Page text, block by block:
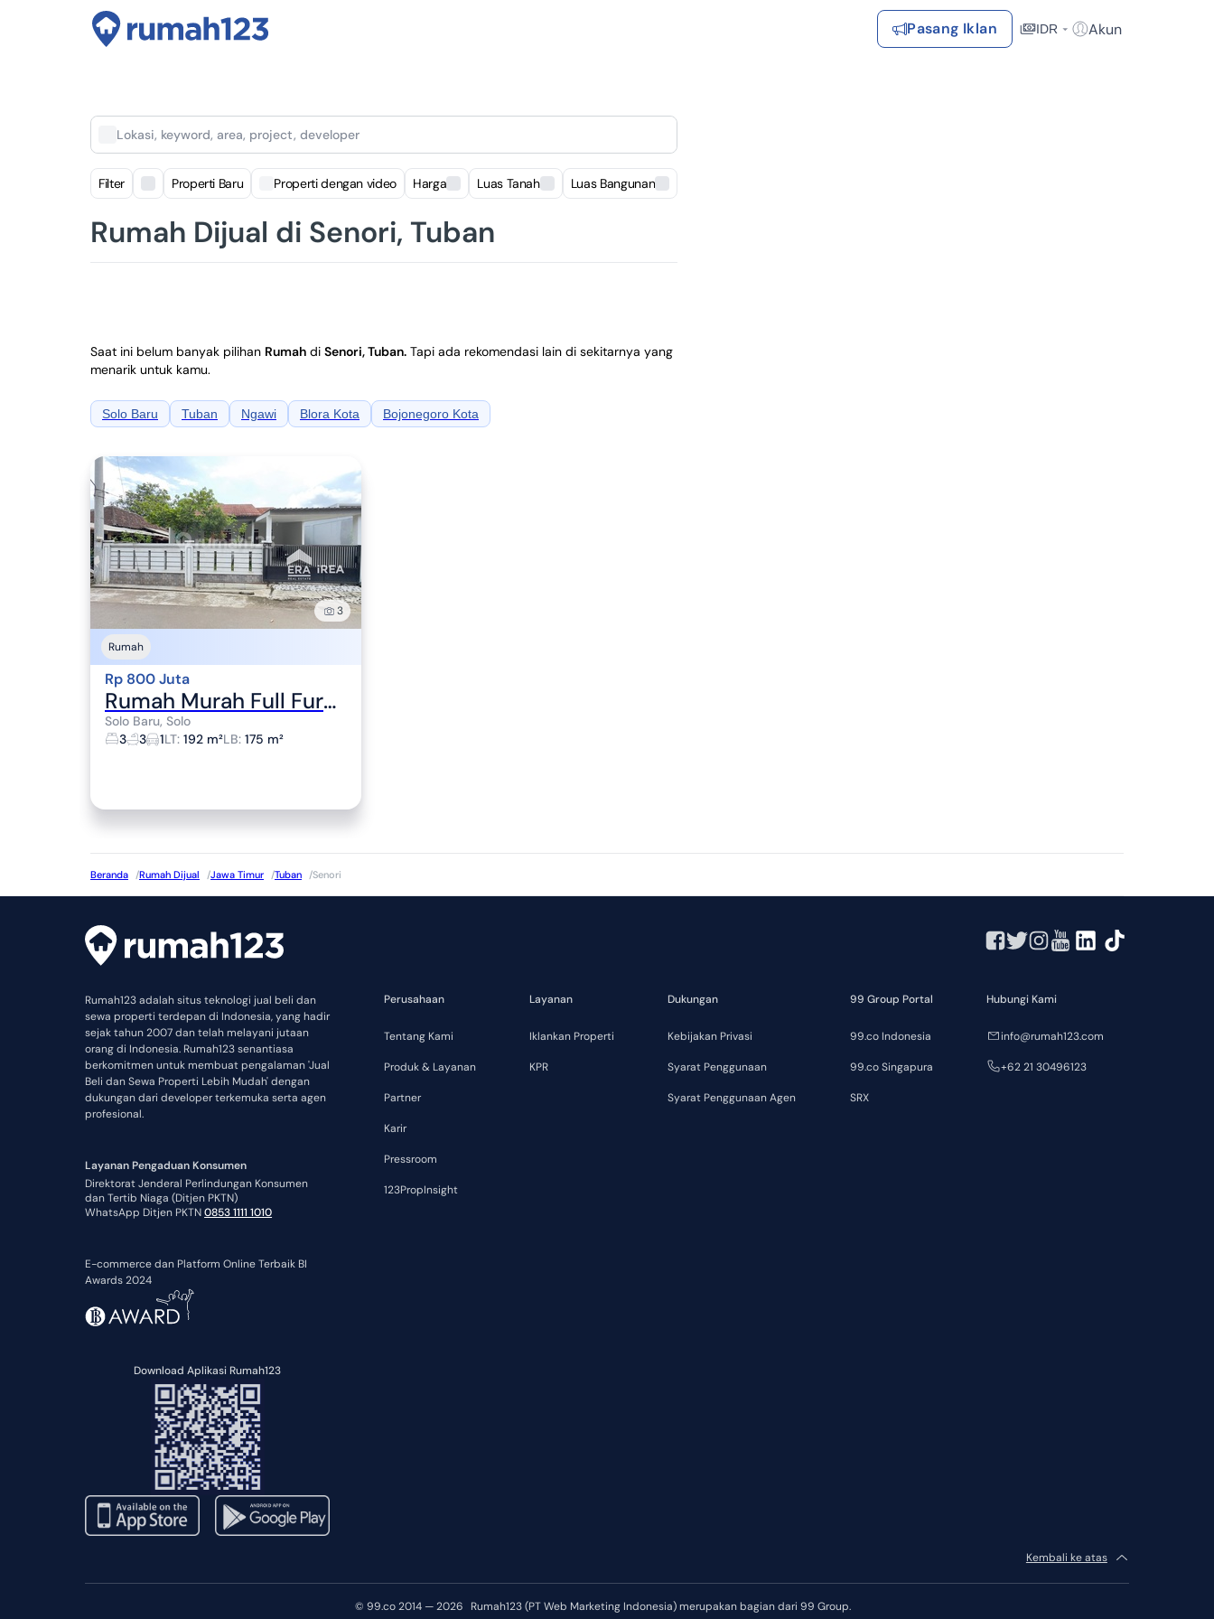
Pasang Iklan IDR Akun
Lokasi, keyword, area, project, developer
Filter Properti Baru Properti dengan video Harga Luas Tanah Luas Bangunan
Rumah Dijual di Senori, Tuban
Saat ini belum banyak pilihan Rumah di Senori, Tuban. Tapi ada rekomendasi lain di sekitarnya yang
menarik untuk kamu.
Solo Baru Tuban Ngawi Blora Kota Bojonegoro Kota
3
Rumah
Rp 800 Juta
Rumah Murah Full Furnished Dekat Pasar Telukan Solo Baru
Solo Baru, Solo
3
3 1LT: 192 m²LB: 175 m²
Beranda /Rumah Dijual /Jawa Timur /Tuban /Senori
Rumah123 adalah situs teknologi jual beli dan
sewa properti terdepan di Indonesia, yang hadir
sejak tahun 2007 dan telah melayani jutaan
orang di Indonesia. Rumah123 senantiasa
berkomitmen untuk membuat pengalaman 'Jual
Beli dan Sewa Properti Lebih Mudah' dengan
dukungan dari developer terkemuka serta agen
profesional.
Layanan Pengaduan Konsumen
Direktorat Jenderal Perlindungan Konsumen
dan Tertib Niaga (Ditjen PKTN)
WhatsApp Ditjen PKTN0853 1111 1010
E-commerce dan Platform Online Terbaik BI
Awards 2024
Download Aplikasi Rumah123
Perusahaan
Tentang Kami
Produk & Layanan
Partner
Karir
Pressroom
123PropInsight
Layanan
Iklankan Properti
KPR
Dukungan
Kebijakan Privasi
Syarat Penggunaan
Syarat Penggunaan Agen
99 Group Portal
99.co Indonesia
99.co Singapura
SRX
Hubungi Kami
info@rumah123.com
+62 21 30496123
Kembali ke atas
© 99.co 2014 — 2026 Rumah123 (PT Web Marketing Indonesia) merupakan bagian dari 99 Group.